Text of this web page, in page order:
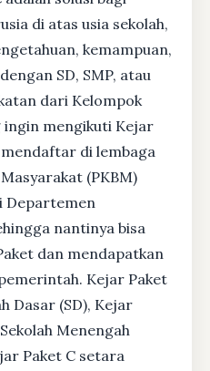
di atas usia sekolah,
kemampuan,
SD, SMP, atau
dari Kelompok
ingin mengikuti Kejar
mendaftar di lembaga
(PKBM)
Departemen
nantinya bisa
dan mendapatkan
Kejar Paket
Dasar (SD), Kejar
Menengah
Paket C setara